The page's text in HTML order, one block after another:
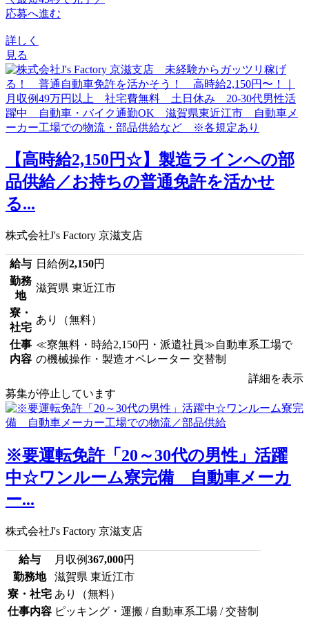
応募へ進む
詳しく
見る
【高時給2,150円☆】製造ラインへの部
品供給／お持ちの普通免許を活かせ
る...
株式会社J's Factory 京滋支店
給与 日給例2,150円
勤務
地
滋賀県 東近江市
寮・
社宅
あり（無料）
仕事
内容
≪寮無料・時給2,150円・派遣社員≫自動車系工場で
の機械操作・製造オペレーター 交替制
詳細を表示
募集が停止しています
※要運転免許「20～30代の男性」活躍
中☆ワンルーム寮完備 自動車メーカ
ー...
株式会社J's Factory 京滋支店
給与 月収例367,000円
勤務地
滋賀県 東近江市
寮・社宅 あり（無料）
仕事内容 ピッキング・運搬 / 自動車系工場 / 交替制